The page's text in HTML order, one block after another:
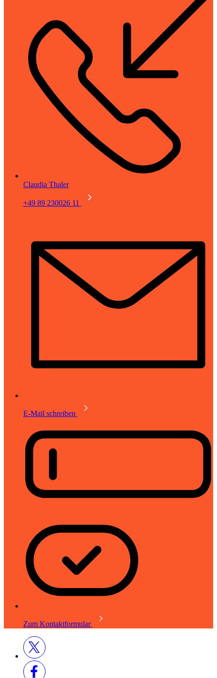
Claudia Thaler
+49 89 230026 11
E-Mail schreiben
Zum Kontaktformular